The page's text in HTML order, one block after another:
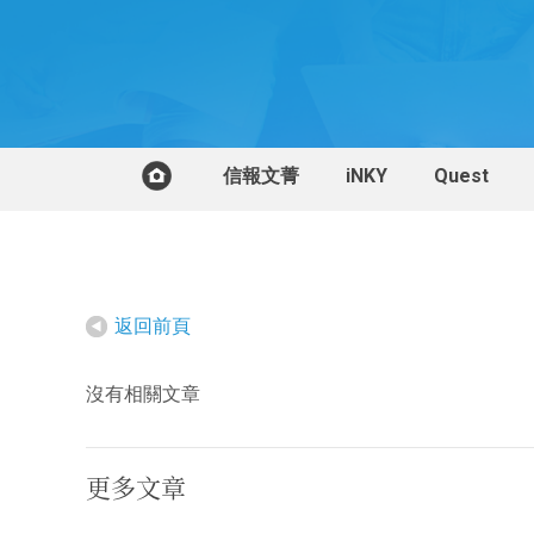
信報文菁 iNKY Quest
返回前頁
沒有相關文章
更多文章